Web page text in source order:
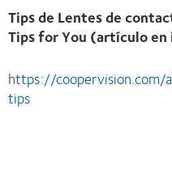
Tips de Lentes de
Tips for You (artículo en
https://
tips